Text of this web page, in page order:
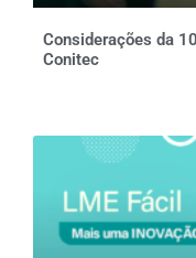
Considerações da
Conitec